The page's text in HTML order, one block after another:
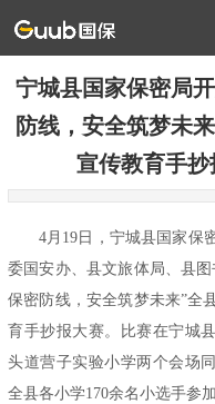
宁城县国家保密局
防线，安全筑梦未
宣传教育手抄
4月19日，宁城县国家保
委国安办、县文旅体局、县
保密防线，安全筑梦未来”全
育手抄报大赛。比赛在宁城
头道营子实验小学两个会场
全县各小学170余名小选手参加